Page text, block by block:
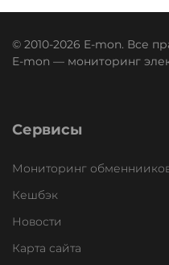
© 2010-2026 E-mon. Все
E-mon — мониторинг
Сервисы
Мониторинг
Кешбэк
Новости
Карта сайта